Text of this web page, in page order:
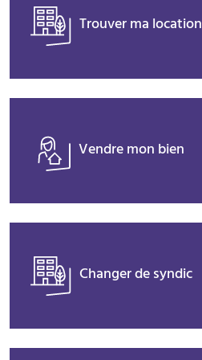
Trouver ma location
Vendre mon bien
Changer de syndic